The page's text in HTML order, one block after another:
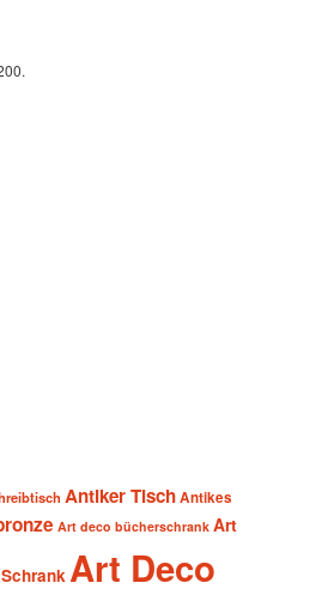
Antiker TischAntikes
Art deco bücherschrank Art
Art Deco